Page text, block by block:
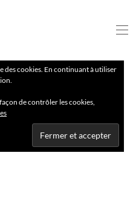
des cookies. En continuant à utiliser
de contrôler les cookies,